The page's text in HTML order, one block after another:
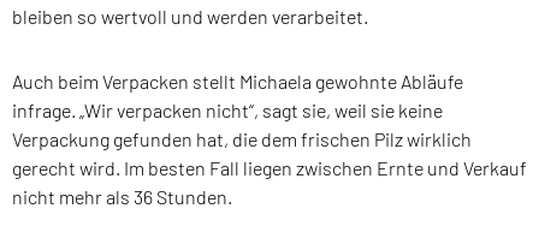
bleiben so wertvoll und werden verarbeitet.
Auch beim Verpacken stellt Michaela gewohnte Abläufe
infrage. „Wir verpacken nicht“, sagt sie, weil sie keine
Verpackung gefunden hat, die dem frischen Pilz wirklich
gerecht wird. Im besten Fall liegen zwischen Ernte und Verkauf
nicht mehr als 36 Stunden.